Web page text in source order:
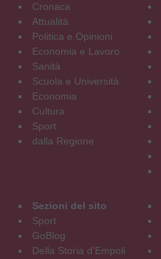
Cronaca
Attualità
Politica e Opinioni
Economia e Lavoro
Sanità
Scuola e Università
Economia
Cultura
Sport
dalla Regione
Sezioni del sito
Sport
GoBlog
Della Storia d'Empoli